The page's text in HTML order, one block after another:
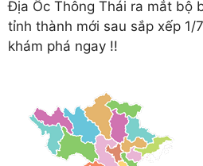
Địa Ốc Thông Thái ra mắt bộ
tỉnh thành mới sau sắp xếp 1/
khám phá ngay !!